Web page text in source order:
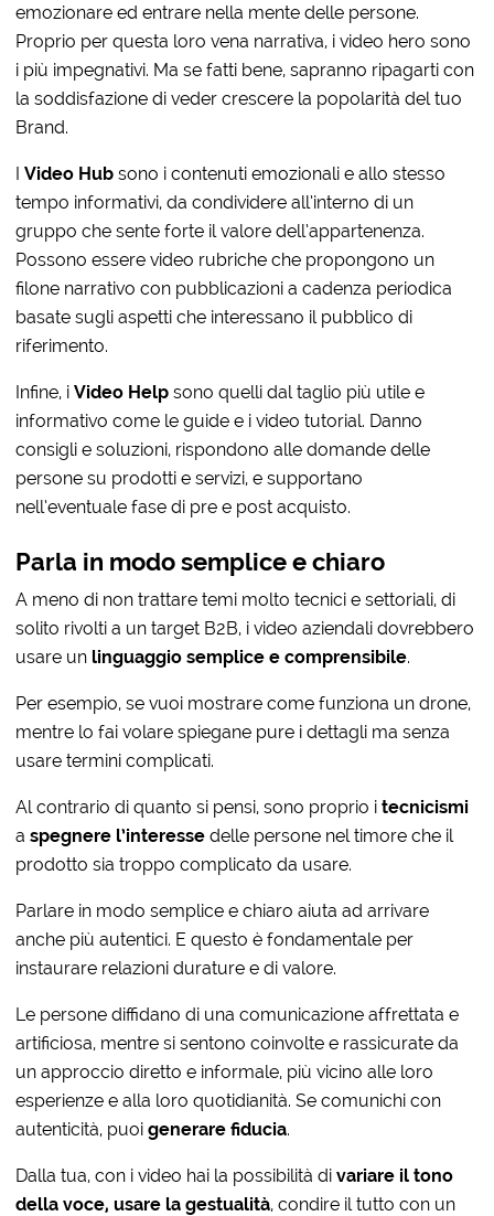
emozionare ed entrare nella mente delle persone.
Proprio per questa loro vena narrativa, i video hero sono
i più impegnativi. Ma se fatti bene, sapranno ripagarti con
la soddisfazione di veder crescere la popolarità del tuo
Brand.
IVideo Hubsono i contenuti emozionali e allo stesso
tempo informativi, da condividere all’interno di un
gruppo che sente forte il valore dell’appartenenza.
Possono essere video rubriche che propongono un
filone narrativo con pubblicazioni a cadenza periodica
basate sugli aspetti che interessano il pubblico di
riferimento.
Infine, iVideo Helpsono quelli dal taglio più utile e
informativo come le guide e i video tutorial. Danno
consigli e soluzioni, rispondono alle domande delle
persone su prodotti e servizi, e supportano
nell’eventuale fase di pre e post acquisto.
Parla in modo semplice e chiaro
A meno di non trattare temi molto tecnici e settoriali, di
solito rivolti a un target B2B, i video aziendali dovrebbero
usare un linguaggio semplice e comprensibile.
Per esempio, se vuoi mostrare come funziona un drone,
mentre lo fai volare spiegane pure i dettagli ma senza
usare termini complicati.
Al contrario di quanto si pensi, sono proprio itecnicismi
aspegnere l’interesse delle persone nel timore che il
prodotto sia troppo complicato da usare.
Parlare in modo semplice e chiaro aiuta ad arrivare
anche più autentici. E questo è fondamentale per
instaurare relazioni durature e di valore.
Le persone diffidano di una comunicazione affrettata e
artificiosa, mentre si sentono coinvolte e rassicurate da
un approccio diretto e informale, più vicino alle loro
esperienze e alla loro quotidianità. Se comunichi con
autenticità, puoigenerare fiducia.
Dalla tua, con i video hai la possibilità divariare il tono
della voce, usare la gestualità, condire il tutto con un